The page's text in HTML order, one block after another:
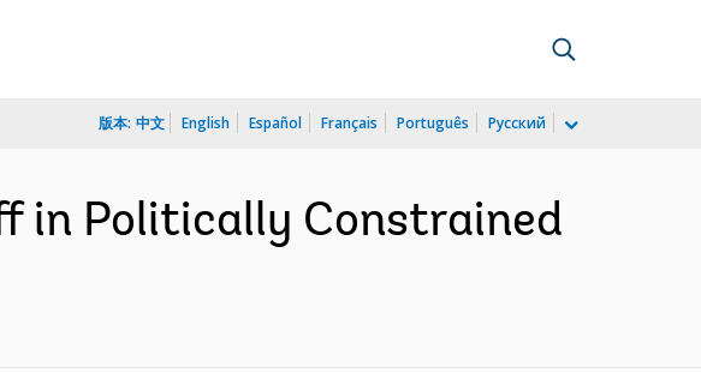
版本: 中文 English Español Français Português Русский
in Politically Constrained